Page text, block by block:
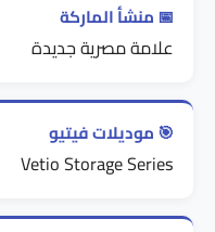
📅 منشأ الماركة
علامة مصرية جديدة
🎯 موديلات فيتيو
Vetio Storage Series